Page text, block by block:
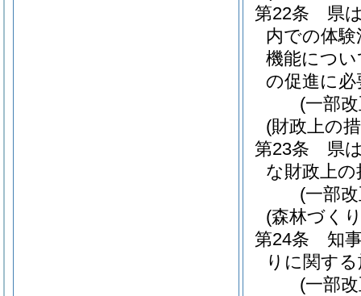
第22条
県
内での体
機能につ
の促進に
(一部
(財政上の
第23条
県
な財政上
(一部
(森林づく
第24条
知
りに関す
(一部